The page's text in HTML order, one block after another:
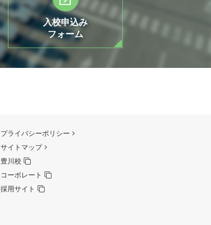
入校申込み
フォーム
プライバシーポリシー
サイトマップ
豊川校
コーポレート
採用サイト